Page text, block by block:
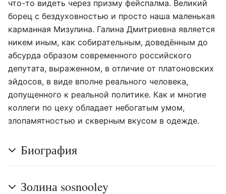
что-то видеть через призму фейспалма. Великий
борец с бездуховностью и просто наша маленькая
карманная Мизулина. Галина Дмитриевна является
никем иным, как собирательным, доведённым до
абсурда образом современного российского
депутата, выраженном, в отличие от платоновских
эйдосов, в виде вполне реального человека,
допущенного к реальной политике. Как и многие
коллеги по цеху обладает небогатым умом,
злопамятностью и скверным вкусом в одежде.
Биография
Золина sosnooley